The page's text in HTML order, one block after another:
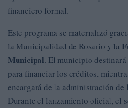
financiero formal.
Este programa se materializó
la Municipalidad de Rosario y la
Municipal. El municipio destinará
para financiar los créditos,
encargará de la administración de
Durante el lanzamiento oficial, el